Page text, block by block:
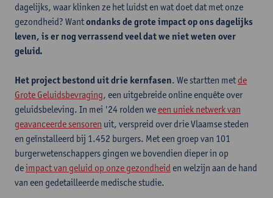
dagelijks, waar klinken ze het luidst en wat doet dat met onze
gezondheid? Wantondanks de grote impact op ons dagelijks
leven, is er nog verrassend veel dat we niet weten over
geluid.
Het project bestond uit drie kernfasen. We startten metde
Grote Geluidsbevraging, een uitgebreide online enquête over
geluidsbeleving. In mei '24 rolden we een uniek netwerk van
geavanceerde sensoren uit, verspreid over drie Vlaamse steden
en geïnstalleerd bij 1.452 burgers. Met een groep van 101
burgerwetenschappers gingen we bovendien dieper in op
deimpact van geluid op onze gezondheid en welzijn aan de hand
van een gedetailleerde medische studie.